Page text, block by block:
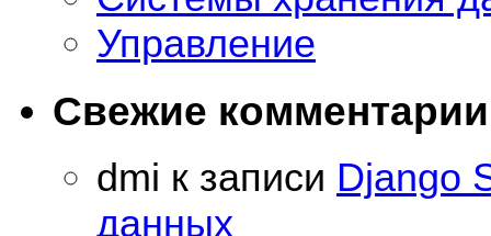
Управление
Свежие комментарии
dmi к записи Django
данных